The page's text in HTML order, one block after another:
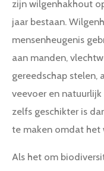
zijn wilgenhakhout
jaar bestaan.
mensenheugenis
aan manden,
gereedschap stelen,
veevoer en
zelfs geschikter is
te maken omdat het
Als het om